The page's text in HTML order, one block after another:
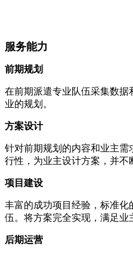
服务能力
前期规划
在前期派遣专业队伍采集数
业的规划。
方案设计
针对前期规划的内容和业主
行性，为业主设计方案，并不
项目建设
丰富的成功项目经验，标准化
伍。将方案完全实现，满足业
后期运营